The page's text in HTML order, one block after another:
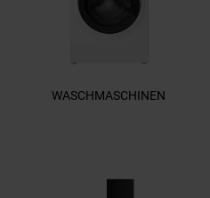
WASCHMASCHINEN